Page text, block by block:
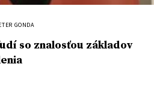
GONDA
so znalosťou základov